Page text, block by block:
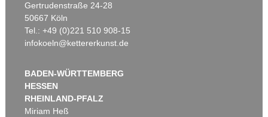
Gertrudenstraße 24-28
50667 Köln
Tel.: +49 (0)221 510 908-15
infokoeln@kettererkunst.de
BADEN-WÜRTTEMBERG
HESSEN
RHEINLAND-PFALZ
Miriam Heß